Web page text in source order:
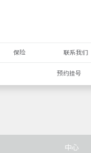
保险 联系我们
预约挂号
中心